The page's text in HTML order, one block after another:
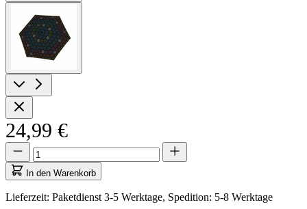
larger
image
24,99 €
Menge
aktualisiert
auf
1
Menge
In den Warenkorb
Lieferzeit: Paketdienst 3-5 Werktage, Spedition: 5-8 Werktage